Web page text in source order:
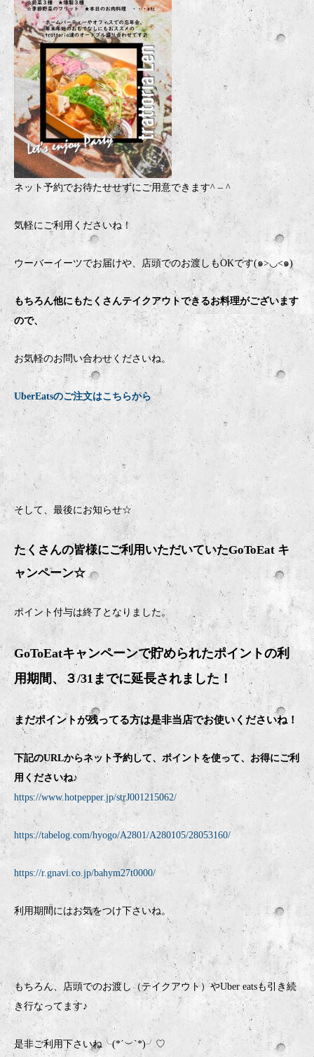
ネット予約でお待たせせずにご用意できます^ – ^
気軽にご利用くださいね！
ウーバーイーツでお届けや、店頭でのお渡しもOKです(๑>◡<๑)
もちろん他にもたくさんテイクアウトできるお料理がございます
ので、
お気軽のお問い合わせくださいね。
UberEatsのご注文はこちらから
そして、最後にお知らせ☆
たくさんの皆様にご利用いただいていたGoToEat キ
ャンペーン☆
ポイント付与は終了となりました。
GoToEatキャンペーンで貯められたポイントの利
用期間、３/31までに延長されました！
まだポイントが残ってる方は是非当店でお使いくださいね！
下記のURLからネット予約して、ポイントを使って、お得にご利
用くださいね♪
https://www.hotpepper.jp/strJ001215062/
https://tabelog.com/hyogo/A2801/A280105/28053160/
https://r.gnavi.co.jp/bahym27t0000/
利用期間にはお気をつけ下さいね。
もちろん、店頭でのお渡し（テイクアウト）やUber eatsも引き続
き行なってます♪
是非ご利用下さいね╰(*´︶`*)╯♡